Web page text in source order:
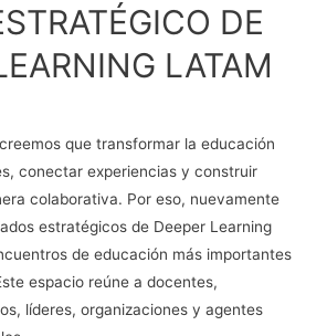
DE
LATAM
que transformar la educación
conectar experiencias y construir
colaborativa. Por eso, nuevamente
estratégicos de Deeper Learning
de educación más importantes
espacio reúne a docentes,
líderes, organizaciones y agentes